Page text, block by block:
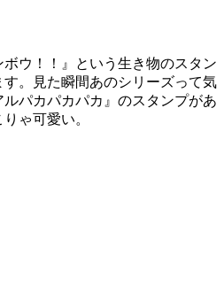
ボウ！！』という生き物のスタン
。見た瞬間あのシリーズって気
パカパカパカ』のスタンプがあ
ゃ可愛い。